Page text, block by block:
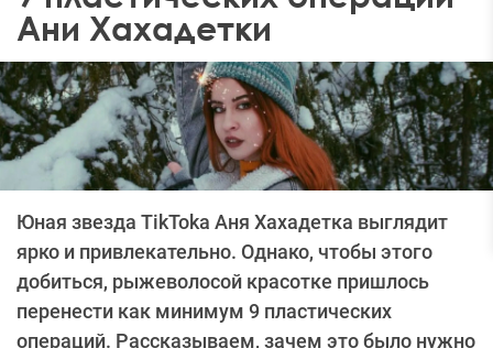
Ани Хахадетки
Юная звезда TikTokа Аня Хахадетка выглядит
ярко и привлекательно. Однако, чтобы этого
добиться, рыжеволосой красотке пришлось
перенести как минимум 9 пластических
операций. Рассказываем, зачем это было нужно